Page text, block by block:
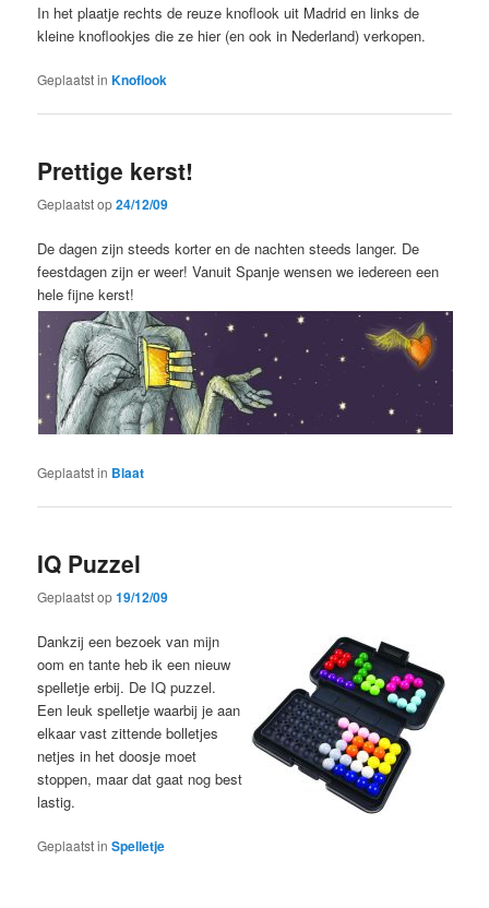
In het plaatje rechts de reuze knoflook uit Madrid en links de
kleine knoflookjes die ze hier (en ook in Nederland) verkopen.
Geplaatst in Knoflook
Prettige kerst!
Geplaatst op24/12/09
De dagen zijn steeds korter en de nachten steeds langer. De
feestdagen zijn er weer! Vanuit Spanje wensen we iedereen een
hele fijne kerst!
Geplaatst in Blaat
IQ Puzzel
Geplaatst op19/12/09
Dankzij een bezoek van mijn
oom en tante heb ik een nieuw
spelletje erbij. De IQ puzzel.
Een leuk spelletje waarbij je aan
elkaar vast zittende bolletjes
netjes in het doosje moet
stoppen, maar dat gaat nog best
lastig.
Geplaatst in Spelletje